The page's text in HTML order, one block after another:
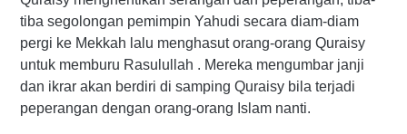
tiba segolongan pemimpin Yahudi secara diam-diam
pergi ke Mekkah lalu menghasut orang-orang Quraisy
untuk memburu Rasulullah . Mereka mengumbar janji
dan ikrar akan berdiri di samping Quraisy bila terjadi
peperangan dengan orang-orang Islam nanti.